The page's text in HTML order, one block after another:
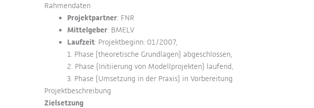
Rahmendaten
Projektpartner: FNR
Mittelgeber: BMELV
Laufzeit: Projektbeginn: 01/2007,
1. Phase (theoretische Grundlagen) abgeschlossen,
2. Phase (Initiierung von Modellprojekten) laufend,
3. Phase (Umsetzung in der Praxis) in Vorbereitung
Projektbeschreibung
Zielsetzung